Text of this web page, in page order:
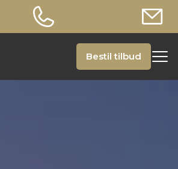
Bestil tilbud